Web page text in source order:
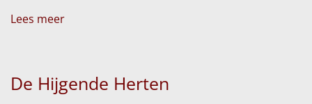
Lees meer
De Hijgende Herten